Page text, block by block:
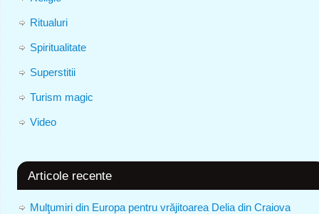
Ritualuri
Spiritualitate
Superstitii
Turism magic
Video
Articole recente
Mulţumiri din Europa pentru vrăjitoarea Delia din Craiova